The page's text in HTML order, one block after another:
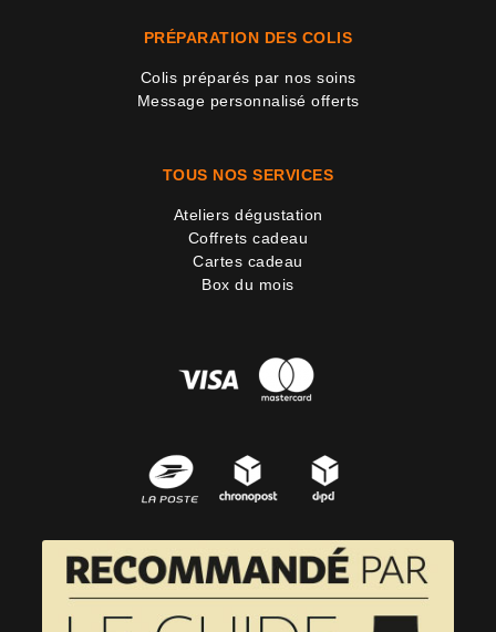
PRÉPARATION DES COLIS
Colis préparés par nos soins
Message personnalisé offerts
TOUS NOS SERVICES
Ateliers dégustation
Coffrets cadeau
Cartes cadeau
Box du mois